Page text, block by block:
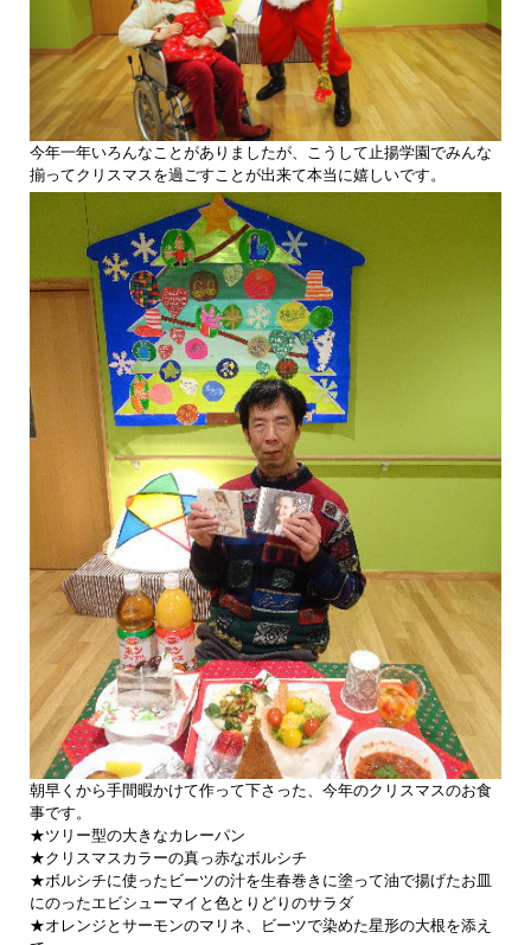
今年一年いろんなことがありましたが、こうして止揚学園でみんな
揃ってクリスマスを過ごすことが出来て本当に嬉しいです。
朝早くから手間暇かけて作って下さった、今年のクリスマスのお食
事です。
★ツリー型の大きなカレーパン
★クリスマスカラーの真っ赤なボルシチ
★ボルシチに使ったビーツの汁を生春巻きに塗って油で揚げたお皿
にのったエビシューマイと色とりどりのサラダ
★オレンジとサーモンのマリネ、ビーツで染めた星形の大根を添え